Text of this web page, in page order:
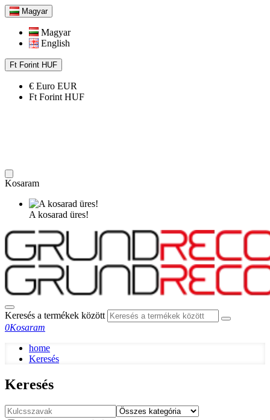
Magyar
Magyar
English
Ft Forint HUF
€ Euro EUR
Ft Forint HUF
Kosaram
A kosarad üres!
Keresés a termékek között
0Kosaram
home
Keresés
Keresés